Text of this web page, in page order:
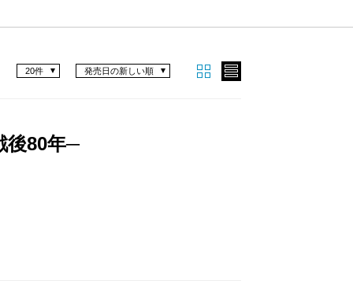
発売日の新しい順
20件
後80年─